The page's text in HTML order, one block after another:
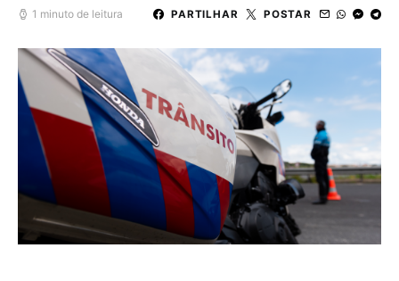
1 minuto de leitura PARTILHAR POSTAR